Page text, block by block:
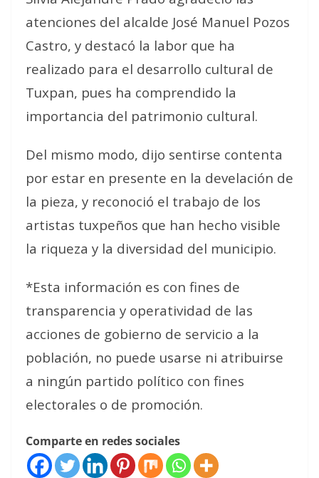
atenciones del alcalde José Manuel Pozos
Castro, y destacó la labor que ha
realizado para el desarrollo cultural de
Tuxpan, pues ha comprendido la
importancia del patrimonio cultural.
Del mismo modo, dijo sentirse contenta
por estar en presente en la develación de
la pieza, y reconoció el trabajo de los
artistas tuxpeños que han hecho visible
la riqueza y la diversidad del municipio.
*Esta información es con fines de
transparencia y operatividad de las
acciones de gobierno de servicio a la
población, no puede usarse ni atribuirse
a ningún partido político con fines
electorales o de promoción.
Comparte en redes sociales